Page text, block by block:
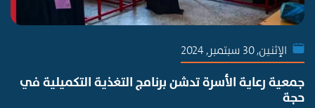
الإثنين, 30 سبتمبر, 2024
جمعية رعاية الأسرة تدشن برنامج التغذية التكميلية في
حجة